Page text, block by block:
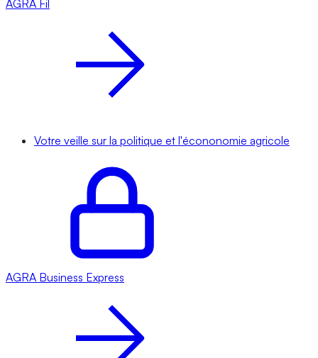
AGRA Fil
Votre veille sur la politique et l'écononomie agricole
AGRA Business Express